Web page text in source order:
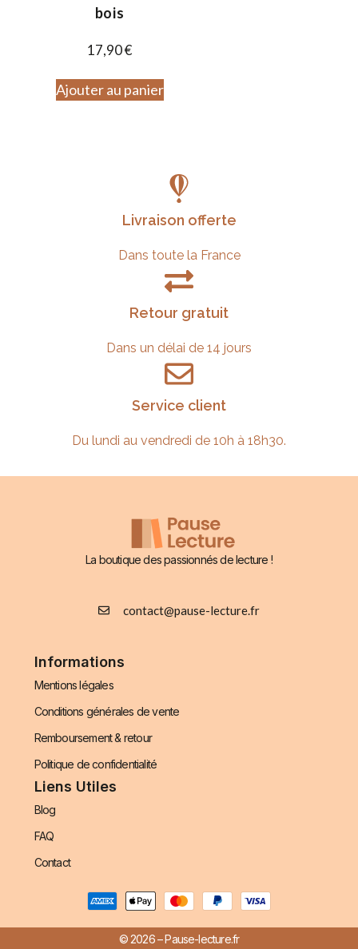
bois
17,90€
Ajouter au panier
Livraison offerte
Dans toute la France
Retour gratuit
Dans un délai de 14 jours
Service client
Du lundi au vendredi de 10h à 18h30.
La boutique des passionnés de lecture !
contact@pause-lecture.fr
Informations
Mentions légales
Conditions générales de vente
Remboursement & retour
Politique de confidentialité
Liens Utiles
Blog
FAQ
Contact
© 2026 – Pause-lecture.fr